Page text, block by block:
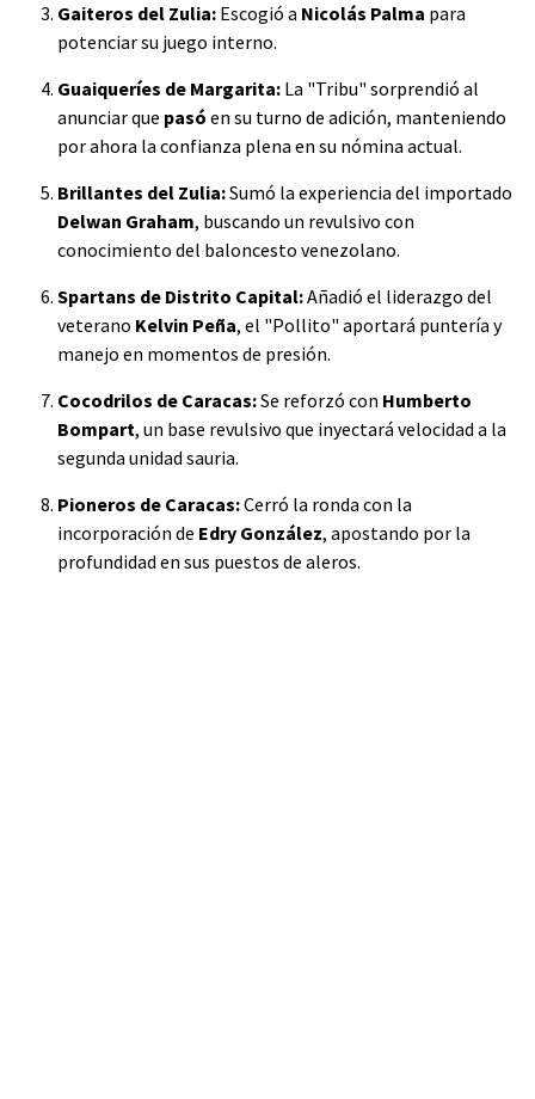
Gaiteros del Zulia: Escogió a Nicolás Palma para
potenciar su juego interno.
Guaiqueríes de Margarita: La "Tribu" sorprendió al
anunciar que pasó en su turno de adición, manteniendo
por ahora la confianza plena en su nómina actual.
Brillantes del Zulia:Sumó la experiencia del importado
Delwan Graham, buscando un revulsivo con
conocimiento del baloncesto venezolano.
Spartans de Distrito Capital:Añadió el liderazgo del
veterano Kelvin Peña, el "Pollito" aportará puntería y
manejo en momentos de presión.
Cocodrilos de Caracas:Se reforzó con Humberto
Bompart, un base revulsivo que inyectará velocidad a la
segunda unidad sauria.
Pioneros de Caracas:Cerró la ronda con la
incorporación de Edry González, apostando por la
profundidad en sus puestos de aleros.